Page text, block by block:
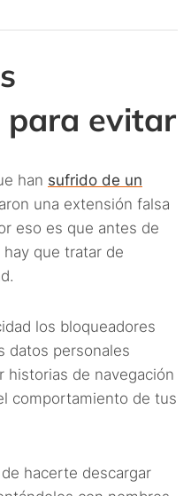
evitar
han sufrido de un
una extensión falsa
eso es que antes de
que tratar de
los bloqueadores
datos personales
historias de navegación
comportamiento de tus
hacerte descargar